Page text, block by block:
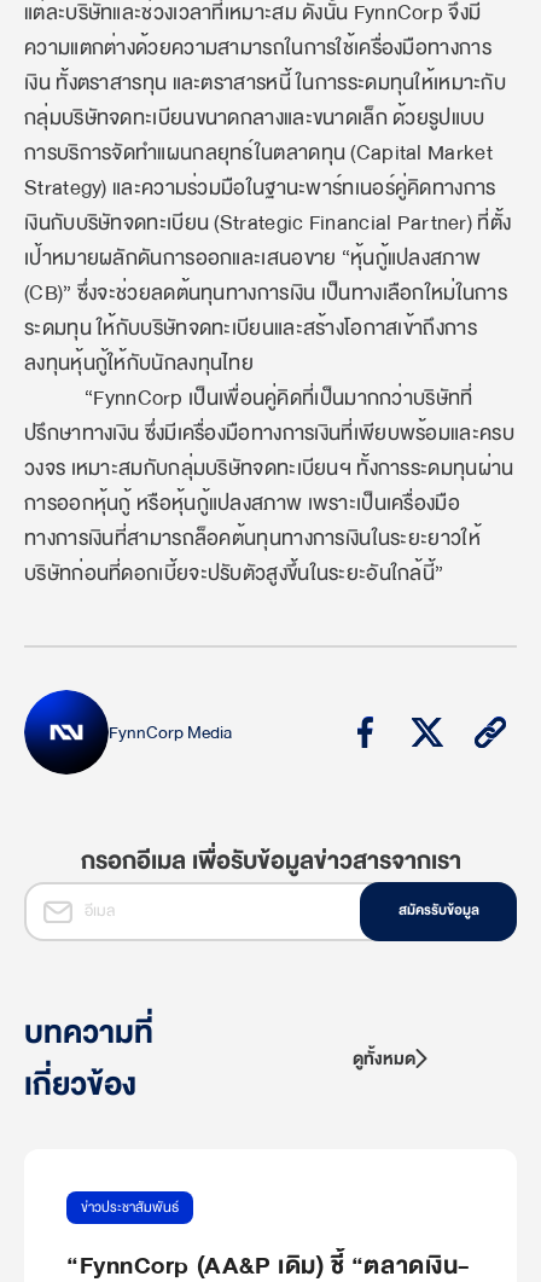
แต่ละบริษัทและช่วงเวลาที่เหมาะสม ดังนั้น FynnCorp จึงมี
ความแตกต่างด้วยความสามารถในการใช้เครื่องมือทางการ
เงิน ทั้งตราสารทุน และตราสารหนี้ ในการระดมทุนให้เหมาะกับ
กลุ่มบริษัทจดทะเบียนขนาดกลางและขนาดเล็ก ด้วยรูปแบบ
การบริการจัดทำแผนกลยุทธ์ในตลาดทุน (Capital Market
Strategy) และความร่วมมือในฐานะพาร์ทเนอร์คู่คิดทางการ
เงินกับบริษัทจดทะเบียน (Strategic Financial Partner) ที่ตั้ง
เป้าหมายผลักดันการออกและเสนอขาย “หุ้นกู้แปลงสภาพ
(CB)” ซึ่งจะช่วยลดต้นทุนทางการเงิน เป็นทางเลือกใหม่ในการ
ระดมทุน ให้กับบริษัทจดทะเบียนและสร้างโอกาสเข้าถึงการ
ลงทุนหุ้นกู้ให้กับนักลงทุนไทย
“FynnCorp เป็นเพื่อนคู่คิดที่เป็นมากกว่าบริษัทที่
ปรึกษาทางเงินซึ่งมีเครื่องมือทางการเงินที่เพียบพร้อมและครบ
วงจร เหมาะสมกับกลุ่มบริษัทจดทะเบียนฯ ทั้งการระดมทุนผ่าน
การออกหุ้นกู้ หรือหุ้นกู้แปลงสภาพ เพราะเป็นเครื่องมือ
ทางการเงินที่สามารถล็อคต้นทุนทางการเงินในระยะยาวให้
บริษัทก่อนที่ดอกเบี้ยจะปรับตัวสูงขึ้นในระยะอันใกล้นี้”
FynnCorp Media
กรอกอีเมล เพื่อรับข้อมูลข่าวสารจากเรา
สมัครรับข้อมูล
บทความที่
เกี่ยวข้อง
ดูทั้งหมด
ข่าวประชาสัมพันธ์
“FynnCorp (AA&P เดิม) ชี้ “ตลาดเงิน-